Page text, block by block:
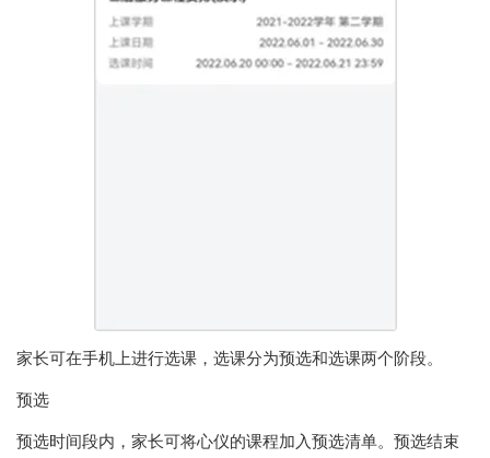
家长可在手机上进行选课，选课分为预选和选课两个阶段。
预选
预选时间段内，家长可将心仪的课程加入预选清单。预选结束